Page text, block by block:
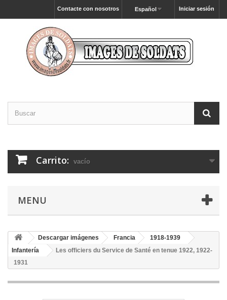
Iniciar sesión
Español
Contacte con nosotros
Carrito: vacío
MENU
Descargar imágenes Francia
1918-1939
Infantería
Les officiers du Service de Santé en tenue 1922, 1922-
1931